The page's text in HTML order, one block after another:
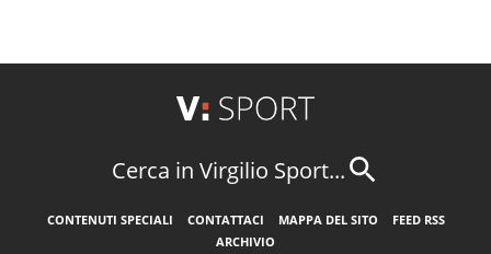
Cerca in Virgilio Sport...
CONTENUTI SPECIALI CONTATTACI MAPPA DEL SITO
FEED RSS
ARCHIVIO